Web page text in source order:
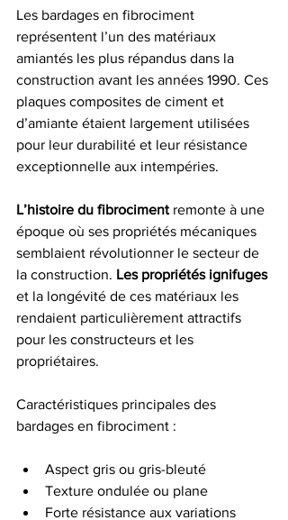
Les bardages en fibrociment
représentent l’un des matériaux
amiantés les plus répandus dans la
construction avant les années 1990. Ces
plaques composites de ciment et
d’amiante étaient largement utilisées
pour leur durabilité et leur résistance
exceptionnelle aux intempéries.
L’histoire du fibrociment remonte à une
époque où ses propriétés mécaniques
semblaient révolutionner le secteur de
la construction. Les propriétés ignifuges
et la longévité de ces matériaux les
rendaient particulièrement attractifs
pour les constructeurs et les
propriétaires.
Caractéristiques principales des
bardages en fibrociment :
Aspect gris ou gris-bleuté
Texture ondulée ou plane
Forte résistance aux variations